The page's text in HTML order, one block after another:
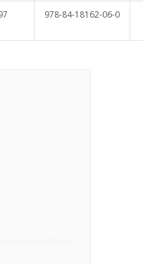
978-84-18162-06-0